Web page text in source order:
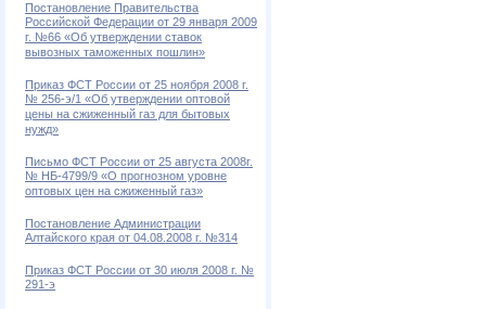
Постановление Правительства
Российской Федерации от 29 января 2009
г. №66 «Об утверждении ставок
вывозных таможенных пошлин»
Приказ ФСТ России от 25 ноября 2008 г.
№ 256-э/1 «Об утверждении оптовой
цены на сжиженный газ для бытовых
нужд»
Письмо ФСТ России от 25 августа 2008г.
№ НБ-4799/9 «О прогнозном уровне
оптовых цен на сжиженный газ»
Постановление Администрации
Алтайского края от 04.08.2008 г. №314
Приказ ФСТ России от 30 июля 2008 г. №
291-э